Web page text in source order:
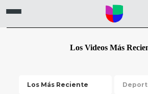
Los Videos Más
Los Más Reciente